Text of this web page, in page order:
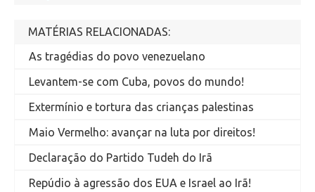
MATÉRIAS RELACIONADAS:
As tragédias do povo venezuelano
Levantem-se com Cuba, povos do mundo!
Extermínio e tortura das crianças palestinas
Maio Vermelho: avançar na luta por direitos!
Declaração do Partido Tudeh do Irã
Repúdio à agressão dos EUA e Israel ao Irã!